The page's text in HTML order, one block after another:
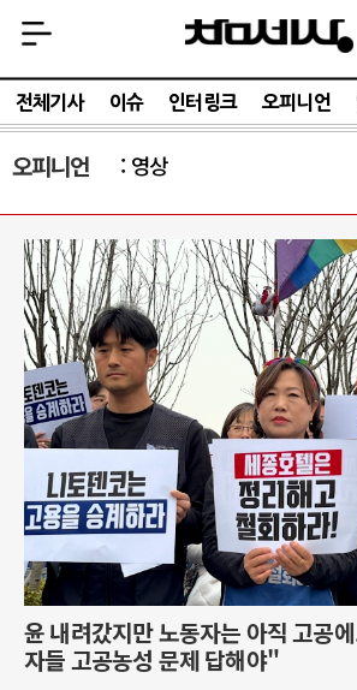
전체기사 이슈 인터링크 오피니언
오피니언 영상
윤 내려갔지만 노동자는 아직 고공
자들 고공농성 문제 답해야"